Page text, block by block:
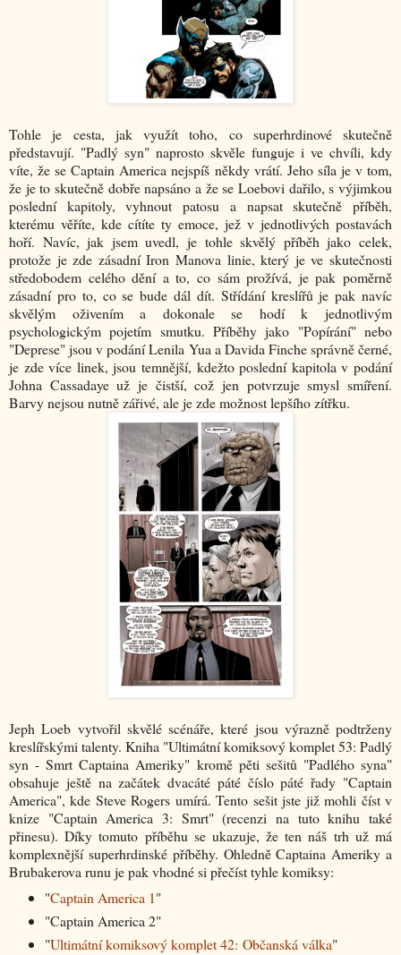
Tohle je cesta, jak využít toho, co superhrdinové skutečně
představují. "Padlý syn" naprosto skvěle funguje i ve chvíli, kdy
víte, že se Captain America nejspíš někdy vrátí. Jeho síla je v tom,
že je to skutečně dobře napsáno a že se Loebovi dařilo, s výjimkou
poslední kapitoly, vyhnout patosu a napsat skutečně příběh,
kterému věříte, kde cítíte ty emoce, jež v jednotlivých postavách
hoří. Navíc, jak jsem uvedl, je tohle skvělý příběh jako celek,
protože je zde zásadní Iron Manova linie, který je ve skutečnosti
středobodem celého dění a to, co sám prožívá, je pak poměrně
zásadní pro to, co se bude dál dít. Střídání kreslířů je pak navíc
skvělým oživením a dokonale se hodí k jednotlivým
psychologickým pojetím smutku. Příběhy jako "Popírání" nebo
"Deprese" jsou v podání Lenila Yua a Davida Finche správně černé,
je zde více linek, jsou temnější, kdežto poslední kapitola v podání
Johna Cassadaye už je čistší, což jen potvrzuje smysl smíření.
Barvy nejsou nutně zářivé, ale je zde možnost lepšího zítřku.
Jeph Loeb vytvořil skvělé scénáře, které jsou výrazně podtrženy
kreslířskými talenty. Kniha "Ultimátní komiksový komplet 53: Padlý
syn - Smrt Captaina Ameriky" kromě pěti sešitů "Padlého syna"
obsahuje ještě na začátek dvacáté páté číslo páté řady "Captain
America", kde Steve Rogers umírá. Tento sešit jste již mohli číst v
knize "Captain America 3: Smrt" (recenzi na tuto knihu také
přinesu). Díky tomuto příběhu se ukazuje, že ten náš trh už má
komplexnější superhrdinské příběhy. Ohledně Captaina Ameriky a
Brubakerova runu je pak vhodné si přečíst tyhle komiksy:
"Captain America 1"
"Captain America 2"
"Ultimátní komiksový komplet 42: Občanská válka"